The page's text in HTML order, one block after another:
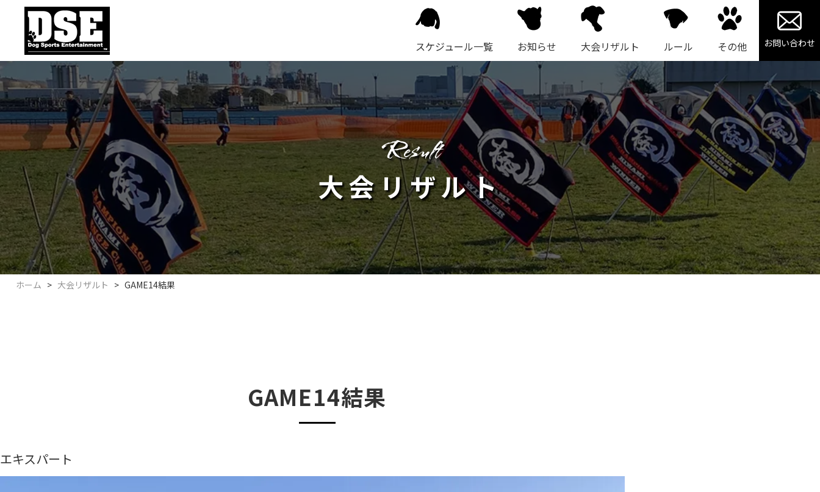
スケジュール一覧 お知らせ 大会リザルト ルール その他 お問い合わせ
大会リザルト
result
ホーム > 大会リザルト > GAME14結果
GAME14結果
エキスパート